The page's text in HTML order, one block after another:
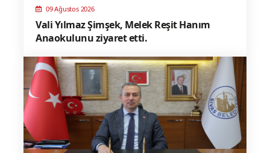
09 Ağustos 2026
Vali Yılmaz Şimşek, Melek Reşit Hanım
Anaokulunu ziyaret etti.